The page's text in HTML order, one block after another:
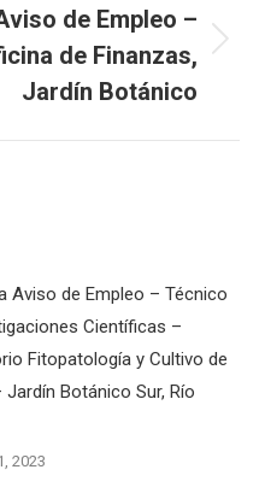
de Empleo –
de Finanzas,
Jardín Botánico
Aviso de Empleo – Técnico
Científicas –
Fitopatología y Cultivo de
Jardín Botánico Sur, Río
2023